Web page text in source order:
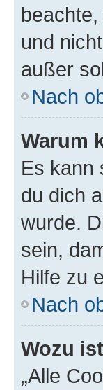
und
außer
Nach
Warum
Es kann
du dich
wurde.
sein,
Hilfe zu
Nach
Wozu
„Alle